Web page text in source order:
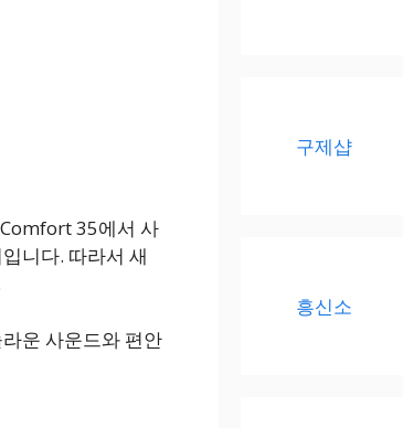
35에서 사
니다. 따라서 새
운 사운드와 편안
구제샵
흥신소